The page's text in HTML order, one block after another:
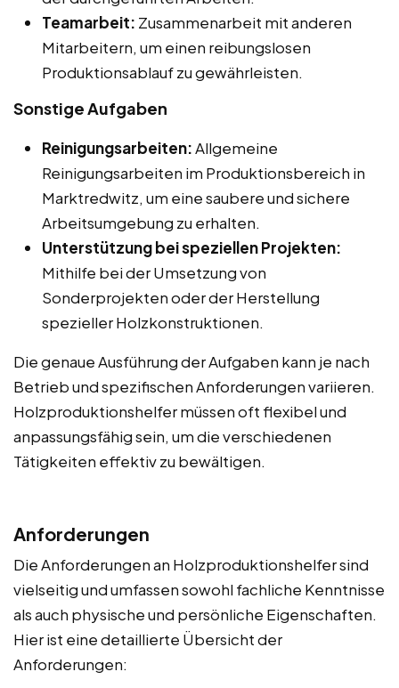
Teamarbeit: Zusammenarbeit mit anderen
Mitarbeitern, um einen reibungslosen
Produktionsablauf zu gewährleisten.
Sonstige Aufgaben
Reinigungsarbeiten:Allgemeine
Reinigungsarbeiten im Produktionsbereich in
Marktredwitz, um eine saubere und sichere
Arbeitsumgebung zu erhalten.
Unterstützung bei speziellen Projekten:
Mithilfe bei der Umsetzung von
Sonderprojekten oder der Herstellung
spezieller Holzkonstruktionen.
Die genaue Ausführung der Aufgaben kann je nach
Betrieb und spezifischen Anforderungen variieren.
Holzproduktionshelfer müssen oft flexibel und
anpassungsfähig sein, um die verschiedenen
Tätigkeiten effektiv zu bewältigen.
Anforderungen
Die Anforderungen an Holzproduktionshelfer sind
vielseitig und umfassen sowohl fachliche Kenntnisse
als auch physische und persönliche Eigenschaften.
Hier ist eine detaillierte Übersicht der
Anforderungen: